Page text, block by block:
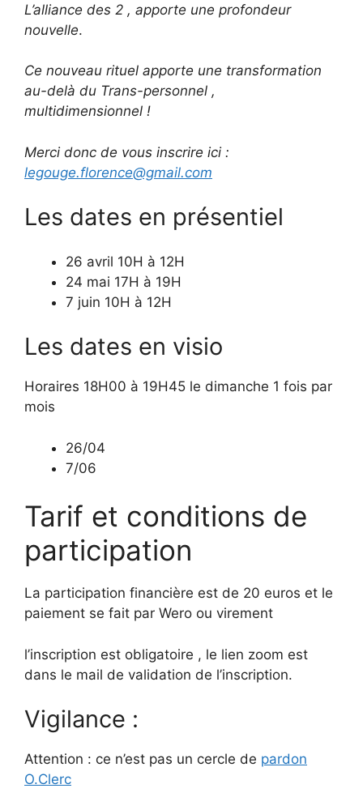
L’alliance des 2 , apporte une profondeur
nouvelle.
Ce nouveau rituel apporte une transformation
au-delà du Trans-personnel ,
multidimensionnel !
Merci donc de vous inscrire ici :
legouge.florence@gmail.com
Les dates en présentiel
26 avril 10H à 12H
24 mai 17H à 19H
7 juin 10H à 12H
Les dates en visio
Horaires 18H00 à 19H45 le dimanche 1 fois par
mois
26/04
7/06
Tarif et conditions de
participation
La participation financière est de 20 euros et le
paiement se fait par Wero ou virement
l’inscription est obligatoire , le lien zoom est
dans le mail de validation de l’inscription.
Vigilance :
Attention : ce n’est pas un cercle de pardon
O.Clerc